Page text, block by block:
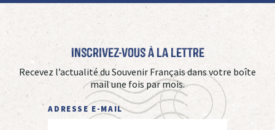
Inscrivez-vous à La Lettre
Recevez l’actualité du Souvenir Français dans votre boîte
mail une fois par mois.
ADRESSE E-MAIL